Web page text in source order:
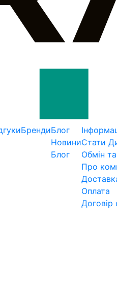
БрендиБлог
Новини
Блог
Стати
Обмін
Про
Оплата
Договір